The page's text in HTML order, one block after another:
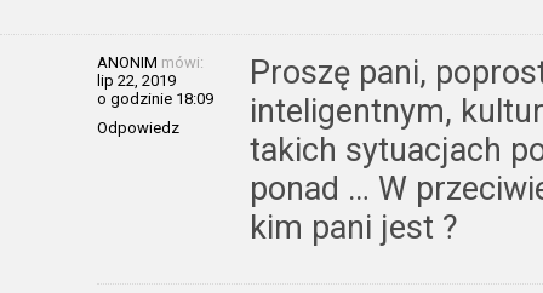
ANONIM mówi:
lip 22, 2019
o godzinie 18:09
Odpowiedz
Proszę pani,
inteligentnym,
takich sytuacjach
ponad … W
kim pani jest ?